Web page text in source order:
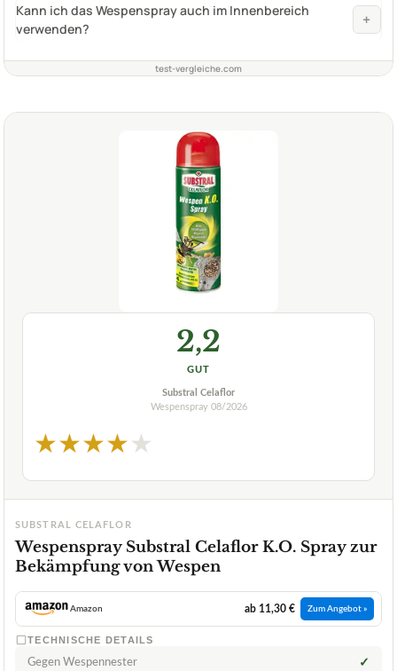
Kann ich das Wespenspray auch im Innenbereich
verwenden?
+
test-vergleiche.com
2,2
GUT
Substral Celaflor
Wespenspray 08/2026
★★★★★
SUBSTRAL CELAFLOR
Wespenspray Substral Celaflor K.O. Spray zur
Bekämpfung von Wespen
Amazon ab 11,30 € Zum Angebot »
TECHNISCHE DETAILS
Gegen Wespennester ✓